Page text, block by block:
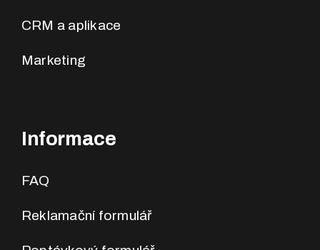
CRM a aplikace
Marketing
Informace
FAQ
Reklamační formulář